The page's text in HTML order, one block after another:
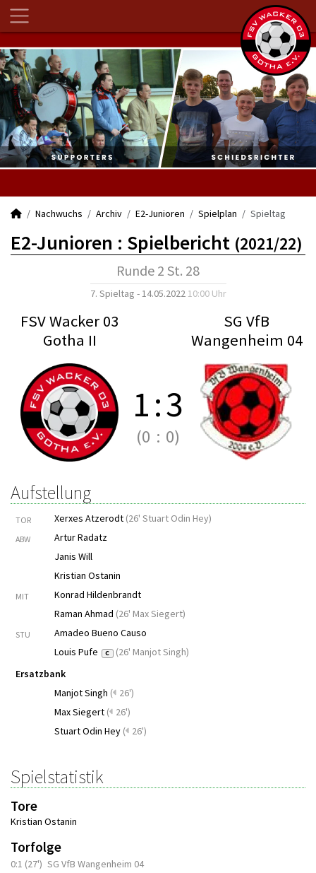
Nachwuchs Archiv E2-Junioren Spielplan Spieltag
E2-Junioren : Spielbericht (2021/22)
Runde 2 St. 28
7. Spieltag - 14.05.2022 10:00 Uhr
FSV Wacker 03
Gotha II
SG VfB
Wangenheim 04
1:3
(0 : 0)
Aufstellung
TOR Xerxes Atzerodt (26' Stuart Odin Hey)
ABW
Artur Radatz
Janis Will
Kristian Ostanin
MIT
Konrad Hildenbrandt
Raman Ahmad (26' Max Siegert)
STU
Amadeo Bueno Causo
Louis Pufe
C (26' Manjot Singh)
Ersatzbank
Manjot Singh ( 26')
Max Siegert ( 26')
Stuart Odin Hey ( 26')
Spielstatistik
Tore
Kristian Ostanin
Torfolge
0:1 (27') SG VfB Wangenheim 04